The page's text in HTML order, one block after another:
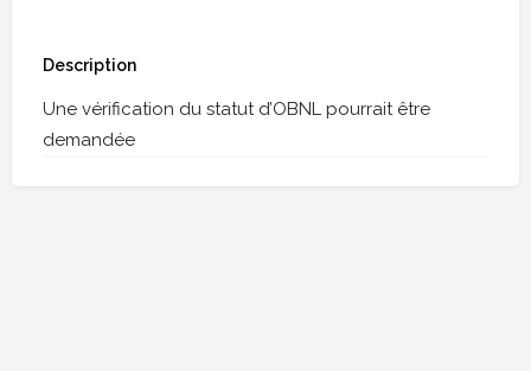
Description
Une vérification du statut d’OBNL pourrait être
demandée